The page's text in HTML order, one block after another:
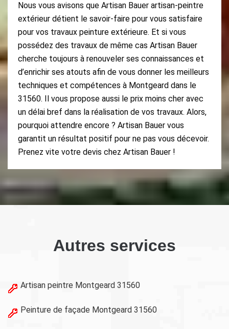
Nous vous avisons que Artisan Bauer artisan-peintre
extérieur détient le savoir-faire pour vous satisfaire
pour vos travaux peinture extérieure. Et si vous
possédez des travaux de même cas Artisan Bauer
cherche toujours à renouveler ses connaissances et
d’enrichir ses atouts afin de vous donner les meilleurs
techniques et compétences à Montgeard dans le
31560. Il vous propose aussi le prix moins cher avec
un délai bref dans la réalisation de vos travaux. Alors,
pourquoi attendre encore ? Artisan Bauer vous
garantit un résultat positif pour ne pas vous décevoir.
Prenez vite votre devis chez Artisan Bauer !
Autres services
Artisan peintre Montgeard 31560
Peinture de façade Montgeard 31560